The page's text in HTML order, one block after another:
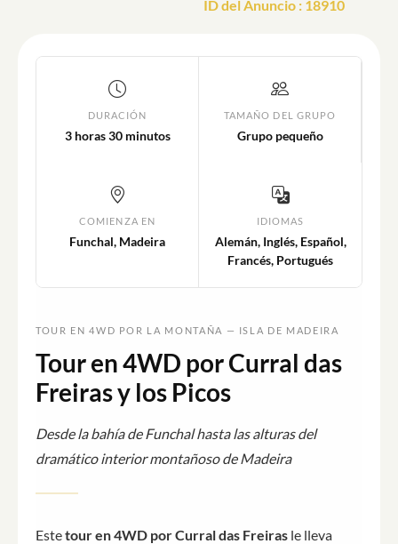
ID del Anuncio : 18910
DURACIÓN
3 horas 30 minutos
TAMAÑO DEL GRUPO
Grupo pequeño
COMIENZA EN
Funchal, Madeira
IDIOMAS
Alemán, Inglés, Español,
Francés, Portugués
TOUR EN 4WD POR LA MONTAÑA — ISLA DE MADEIRA
Tour en 4WD por Curral das
Freiras y los Picos
Desde la bahía de Funchal hasta las alturas del
dramático interior montañoso de Madeira
Estetour en 4WD por Curral das Freiras le lleva